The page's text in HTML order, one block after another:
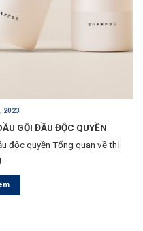
2023
GỘI ĐẦU ĐỘC QUYỀN
độc quyền Tổng quan về thị